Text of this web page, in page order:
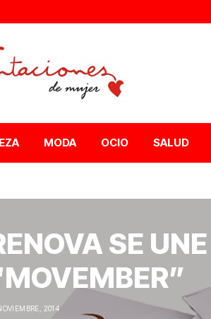
MODA OCIO SALUD
SE
2014